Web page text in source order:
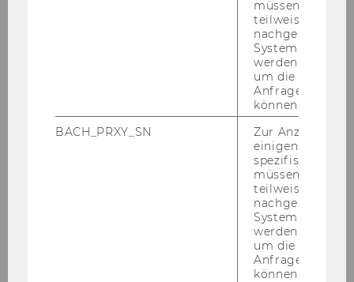
Institut für die Internationalisierung des
Studium & Lehre
Fachprüfungen Bachelor Wirtschaftsrecht
müssen
teilweise von
nachgelagerten
System
werden.
um die Antwort
Anfrage
können.
BACH_PRXY_SN
Zur Anzeige von
einigen WU-
spezifischen
müssen
teilweise von
nachgelagerten
System
werden.
um die Antwort
Anfrage
können.